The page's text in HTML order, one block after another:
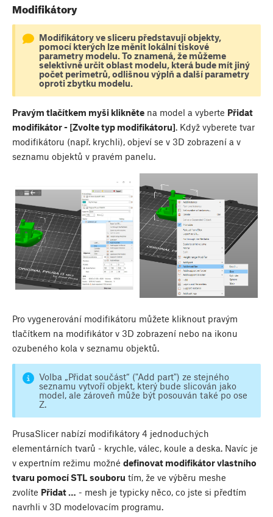
Modifikátory
Modifikátory ve sliceru představují objekty,
pomocí kterých lze měnit lokální tiskové
parametry modelu. To znamená, že můžeme
selektivně určit oblast modelu, která bude mít jiný
počet perimetrů, odlišnou výplň a další parametry
oproti zbytku modelu.
Pravým tlačítkem myši klikněte na model a vyberte Přidat
modifikátor - [Zvolte typ modifikátoru]. Když vyberete tvar
modifikátoru (např. krychli), objeví se v 3D zobrazení a v
seznamu objektů v pravém panelu.
Pro vygenerování modifikátoru můžete kliknout pravým
tlačítkem na modifikátor v 3D zobrazení nebo na ikonu
ozubeného kola v seznamu objektů.
Volba „Přidat součást“ ("Add part") ze stejného
seznamu vytvoří objekt, který bude slicován jako
model, ale zároveň může být posouván také po ose
Z.
PrusaSlicer nabízí modifikátory 4 jednoduchých
elementárních tvarů - krychle, válec, koule a deska. Navíc je
v expertním režimu možné definovat modifikátor vlastního
tvaru pomocí STL souboru tím, že ve výběru meshe
zvolíte Přidat … - mesh je typicky něco, co jste si předtím
navrhli v 3D modelovacím programu.